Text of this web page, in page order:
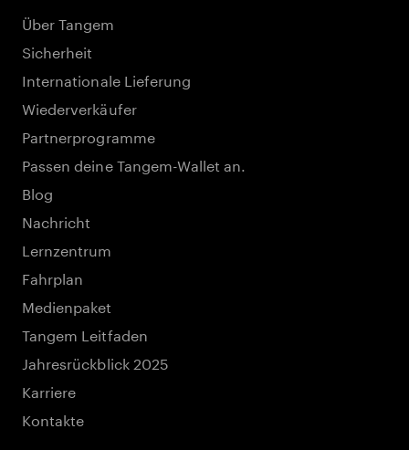
Über Tangem
Sicherheit
Internationale Lieferung
Wiederverkäufer
Partnerprogramme
Passen deine Tangem-Wallet an.
Blog
Nachricht
Lernzentrum
Fahrplan
Medienpaket
Tangem Leitfaden
Jahresrückblick 2025
Karriere
Kontakte